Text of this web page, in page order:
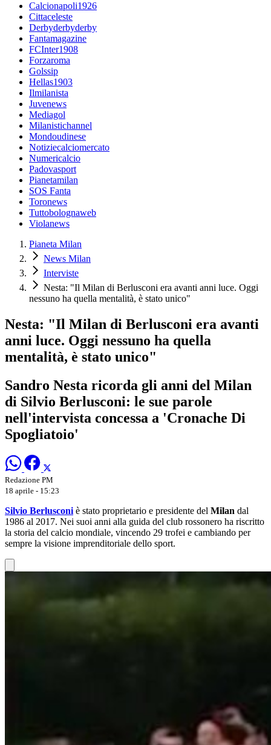
Calcionapoli1926
Cittaceleste
Derbyderbyderby
Fantamagazine
FCInter1908
Forzaroma
Golssip
Hellas1903
Ilmilanista
Juvenews
Mediagol
Milanistichannel
Mondoudinese
Notiziecalciomercato
Numericalcio
Padovasport
Pianetamilan
SOS Fanta
Toronews
Tuttobolognaweb
Violanews
Pianeta Milan
News Milan
Interviste
Nesta: "Il Milan di Berlusconi era avanti anni luce. Oggi
nessuno ha quella mentalità, è stato unico"
Nesta: "Il Milan di Berlusconi era avanti
anni luce. Oggi nessuno ha quella
mentalità, è stato unico"
Sandro Nesta ricorda gli anni del Milan
di Silvio Berlusconi: le sue parole
nell'intervista concessa a 'Cronache Di
Spogliatoio'
Redazione PM
18 aprile - 15:23
Silvio Berlusconi è stato proprietario e presidente del Milan dal
1986 al 2017. Nei suoi anni alla guida del club rossonero ha riscritto
la storia del calcio mondiale, vincendo 29 trofei e cambiando per
sempre la visione imprenditoriale dello sport.